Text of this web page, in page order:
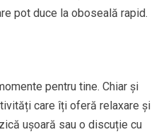
pot duce la oboseală rapid.
pentru tine. Chiar și
care îți oferă relaxare și
ușoară sau o discuție cu